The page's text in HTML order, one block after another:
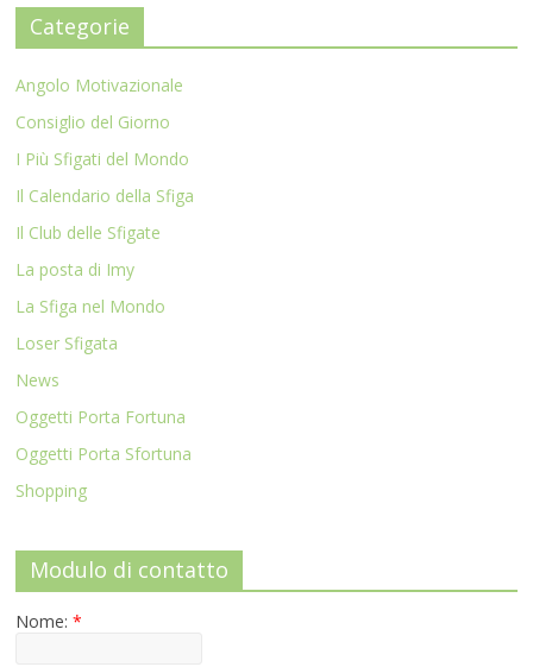
Categorie
Angolo Motivazionale
Consiglio del Giorno
I Più Sfigati del Mondo
Il Calendario della Sfiga
Il Club delle Sfigate
La posta di Imy
La Sfiga nel Mondo
Loser Sfigata
News
Oggetti Porta Fortuna
Oggetti Porta Sfortuna
Shopping
Modulo di contatto
Nome:*